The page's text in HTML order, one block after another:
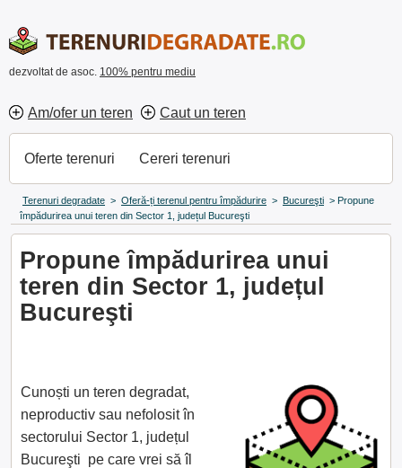
dezvoltat de asoc. 100% pentru mediu
Am/ofer un teren Caut un teren
Oferte terenuri Cereri terenuri
Terenuri degradate > Oferă-ți terenul pentru împădurire > Bucureşti > Propune
împădurirea unui teren din Sector 1, județul Bucureşti
Propune împădurirea unui
teren din Sector 1, județul
Bucureşti
Cunoști un teren degradat,
neproductiv sau nefolosit în
sectorului Sector 1, județul
Bucureşti pe care vrei să îl